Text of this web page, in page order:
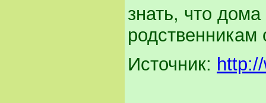
знать, что
родственникам
Источник: